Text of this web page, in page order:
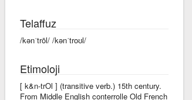
Telaffuz
/kənˈtrōl/ /kənˈtroʊl/
Etimoloji
[ k&n-trOl ] (transitive verb.) 15th century.
From Middle English conterrolle Old French